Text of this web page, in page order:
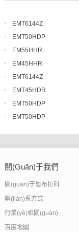
EMT6144Z
EMT50HDP
EM55HHR
EM45HHR
EMT6144Z
EMT45HDR
EMT50HDP
EMT50HDP
關(guān)于我們
關(guān)于恩布拉科
聯(lián)系方式
行業(yè)相關(guān)
百度地圖